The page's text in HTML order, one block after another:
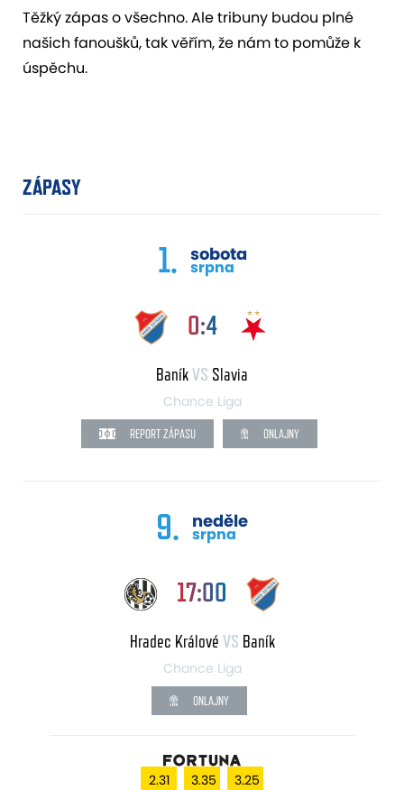
Těžký zápas o všechno. Ale tribuny budou plné
našich fanoušků, tak věřím, že nám to pomůže k
úspěchu.
ZÁPASY
1. sobota
srpna
0:4
BaníkVS Slavia
Chance Liga
REPORT ZÁPASU ONLAJNY
9. neděle
srpna
17:00
Hradec Králové VS Baník
Chance Liga
ONLAJNY
2.31 3.35 3.25